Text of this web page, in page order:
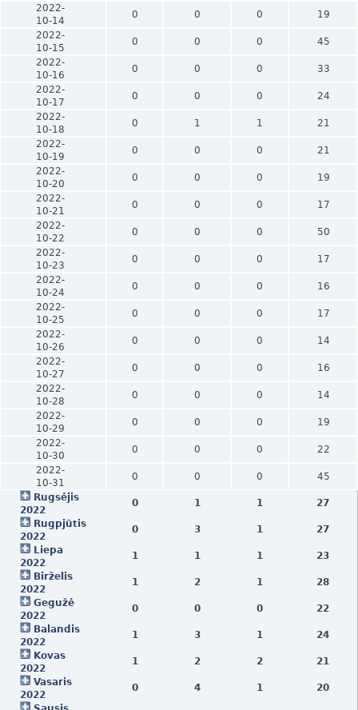
2022-
10-14
0 0 0
19
2022-
10-15
0 0 0
45
2022-
10-16
0 0 0
33
2022-
10-17
0 0 0
24
2022-
10-18
0 1 1
21
2022-
10-19
0 0 0
21
2022-
10-20
0 0 0
19
2022-
10-21
0 0 0
17
2022-
10-22
0 0 0
50
2022-
10-23
0 0 0
17
2022-
10-24
0 0 0
16
2022-
10-25
0 0 0
17
2022-
10-26
0 0 0
14
2022-
10-27
0 0 0
16
2022-
10-28
0 0 0
14
2022-
10-29
0 0 0
19
2022-
10-30
0 0 0
22
2022-
10-31
0 0 0
45
Rugsėjis
2022
0 1 1
27
Rugpjūtis
2022
0 3 1
27
Liepa
2022
1 1 1
23
Birželis
2022
1 2 1
28
Gegužė
2022
0 0 0
22
Balandis
2022
1 3 1
24
Kovas
2022
1 2 2
21
Vasaris
2022
0 4 1
20